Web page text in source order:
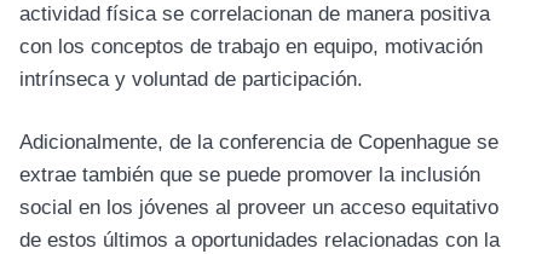
actividad física se correlacionan de manera positiva
con los conceptos de trabajo en equipo, motivación
intrínseca y voluntad de participación.
Adicionalmente, de la conferencia de Copenhague se
extrae también que se puede promover la inclusión
social en los jóvenes al proveer un acceso equitativo
de estos últimos a oportunidades relacionadas con la